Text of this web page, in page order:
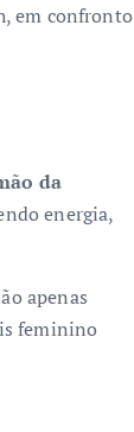
em confronto
da
energia,
apenas
feminino